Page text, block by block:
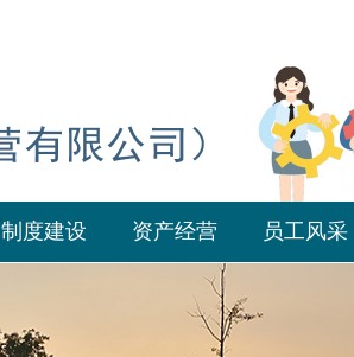
制度建设 资产经营 员工风采